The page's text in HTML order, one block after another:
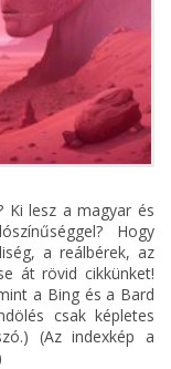
Ki lesz a magyar és
Hogy
a reálbérek, az
át rövid cikkünket!
a Bing és a Bard
csak képletes
(Az indexkép a